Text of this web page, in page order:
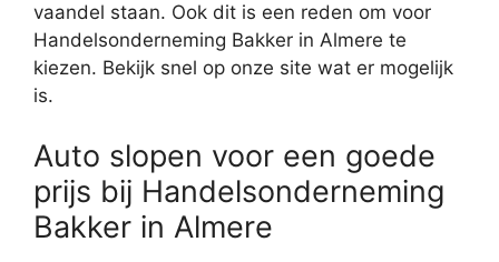
vaandel staan. Ook dit is een reden om voor
Handelsonderneming Bakker in Almere te
kiezen. Bekijk snel op onze site wat er mogelijk
is.
Auto slopen voor een goede
prijs bij Handelsonderneming
Bakker in Almere